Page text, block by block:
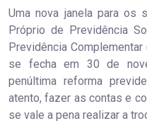
Uma nova janela para os
Próprio de Previdência
Previdência
se fecha em 30 de
penúltima reforma
atento, fazer as contas e
se vale a pena realizar a